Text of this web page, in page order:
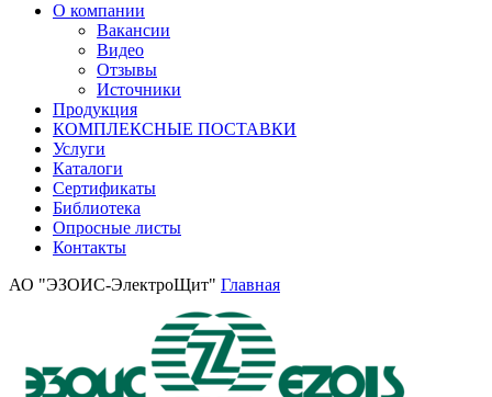
О компании
Вакансии
Видео
Отзывы
Источники
Продукция
КОМПЛЕКСНЫЕ ПОСТАВКИ
Услуги
Каталоги
Сертификаты
Библиотека
Опросные листы
Контакты
АО "ЭЗОИС-ЭлектроЩит" Главная